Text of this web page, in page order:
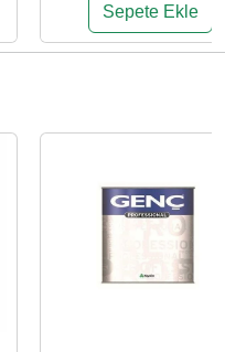
Sepete Ekle